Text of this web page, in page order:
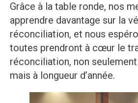
Grâce à la table ronde, nos
apprendre davantage sur la
réconciliation, et nous
toutes prendront à cœur le
réconciliation, non
mais à longueur d’année.